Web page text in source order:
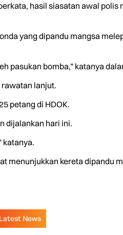
hasil siasatan awal
yang dipandu mangsa
pasukan bomba,” katanya
rawatan lanjut.
petang di HDOK.
dijalankan hari ini.
katanya.
menunjukkan kereta dipandu
News